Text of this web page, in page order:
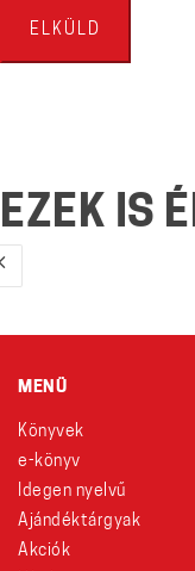
EZEK IS
MENÜ
Könyvek
e-könyv
Idegen nyelvű
Ajándéktárgyak
Akciók